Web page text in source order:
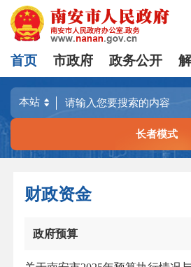
首页 市政府 政务公开
长者模式
财政资金
政府预算